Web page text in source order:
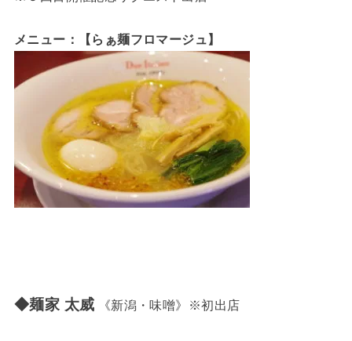
メニュー：【らぁ麺フロマージュ】
◆麺家 太威 《新潟・味噌》※初出店